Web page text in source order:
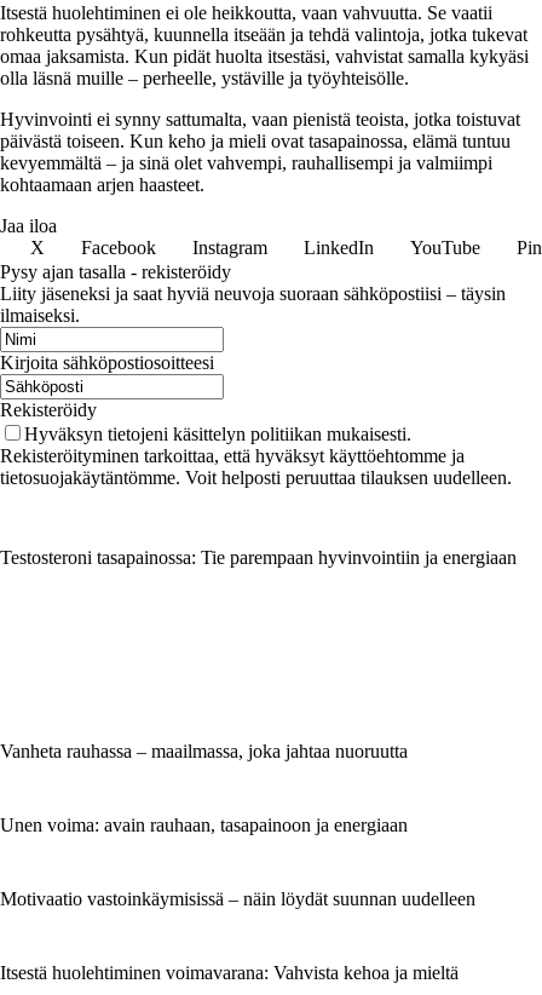
Itsestä huolehtiminen ei ole heikkoutta, vaan vahvuutta. Se vaatii
rohkeutta pysähtyä, kuunnella itseään ja tehdä valintoja, jotka tukevat
omaa jaksamista. Kun pidät huolta itsestäsi, vahvistat samalla kykyäsi
olla läsnä muille – perheelle, ystäville ja työyhteisölle.
Hyvinvointi ei synny sattumalta, vaan pienistä teoista, jotka toistuvat
päivästä toiseen. Kun keho ja mieli ovat tasapainossa, elämä tuntuu
kevyemmältä – ja sinä olet vahvempi, rauhallisempi ja valmiimpi
kohtaamaan arjen haasteet.
Jaa iloa
X
Facebook Instagram LinkedIn YouTube
Pysy ajan tasalla - rekisteröidy
Liity jäseneksi ja saat hyviä neuvoja suoraan sähköpostiisi – täysin
ilmaiseksi.
Kirjoita sähköpostiosoitteesi
Rekisteröidy
Hyväksyn tietojeni käsittelyn politiikan mukaisesti.
Rekisteröityminen tarkoittaa, että hyväksyt käyttöehtomme ja
tietosuojakäytäntömme. Voit helposti peruuttaa tilauksen uudelleen.
Testosteroni tasapainossa: Tie parempaan hyvinvointiin ja energiaan
Vanheta rauhassa – maailmassa, joka jahtaa nuoruutta
Unen voima: avain rauhaan, tasapainoon ja energiaan
Motivaatio vastoinkäymisissä – näin löydät suunnan uudelleen
Itsestä huolehtiminen voimavarana: Vahvista kehoa ja mieltä